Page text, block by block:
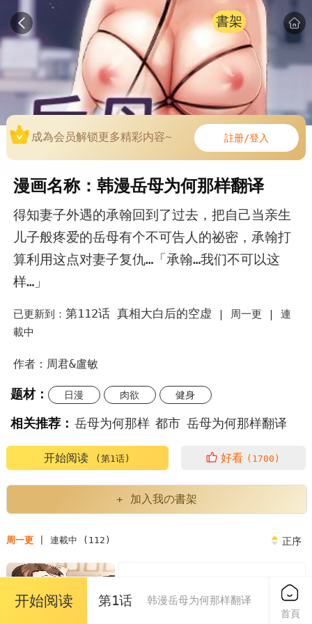
書架
成為会员解锁更多精彩内容~ 註册/登入
漫画名称：韩漫岳母为何那样翻译
得知妻子外遇的承翰回到了过去，把自己当亲生
儿子般疼爱的岳母有个不可告人的祕密，承翰打
算利用这点对妻子复仇…「承翰…我们不可以这
样…」
已更新到： 第112话 真相大白后的空虚 | 周一更 | 連
載中
作者：周君&盧敏
题材： 日漫 肉欲 健身
相关推荐： 岳母为何那样 都市 岳母为何那样翻译
岳母为何那样是哪部韩剧里的台词
岳母为何那样周君卢敏 岳母为何那样电视剧解说
韩漫岳母为何那样
岳母为何那样漫画免费
开始阅读 (第1话) 好看 (1700)
+ 加入我の書架
周一更| 連載中 (112) 正序
2024/08/04
免费
开始阅读 第1话 韩漫岳母为何那样翻译
首頁